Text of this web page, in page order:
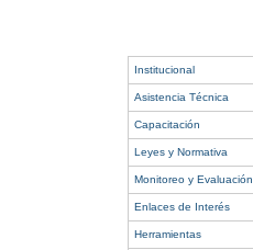
Institucional
Asistencia Técnica
Capacitación
Leyes y Normativa
Monitoreo y Evaluación
Enlaces de Interés
Herramientas